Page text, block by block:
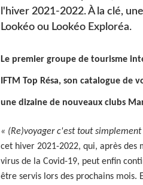
l'hiver 2021-2022. À la clé,
Lookéo ou Lookéo Exploréa.
Le premier groupe de tourisme
IFTM Top Résa, son catalogue de
une dizaine de nouveaux clubs
« (Re)voyager c'est tout
cet hiver 2021-2022, qui, après des
virus de la Covid-19, peut enfin
être servis lors des prochains